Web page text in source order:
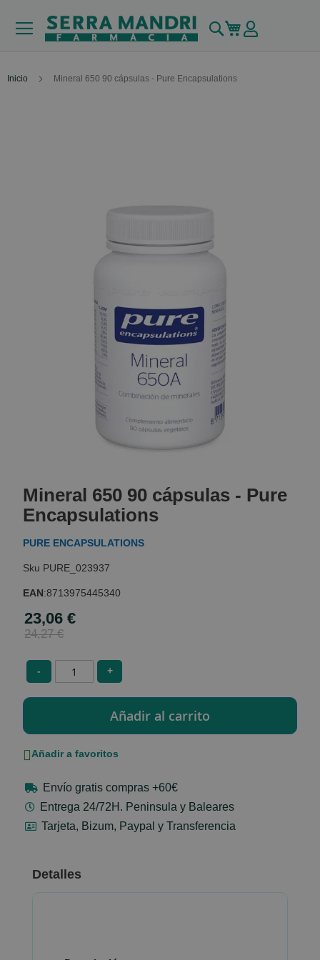
Buscar
Mi carrito
Inicio Mineral 650 90 cápsulas - Pure Encapsulations
the
beginning
of
the
gallery
Mineral 650 90 cápsulas - Pure
Encapsulations
PURE ENCAPSULATIONS
PURE_023937
EAN:8713975445340
Special
Price
23,06 €
24,27 €
- +
Añadir a favoritos
Envío gratis compras +60€
Entrega 24/72H. Peninsula y Baleares
Tarjeta, Bizum, Paypal y Transferencia
Detalles